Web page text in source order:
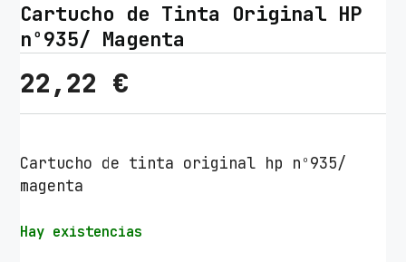
Cartucho de Tinta Original HP
nº935/ Magenta
22,22 €
Cartucho de tinta original hp nº935/
magenta
Hay existencias